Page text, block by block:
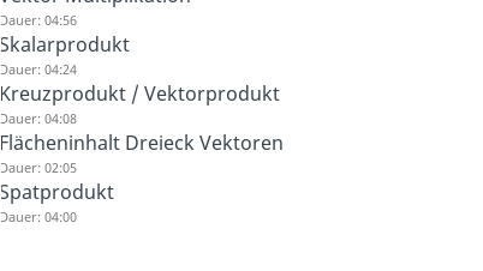
Dauer: 04:56
Skalarprodukt
Dauer: 04:24
Kreuzprodukt / Vektorprodukt
Dauer: 04:08
Flächeninhalt Dreieck Vektoren
Dauer: 02:05
Spatprodukt
Dauer: 04:00